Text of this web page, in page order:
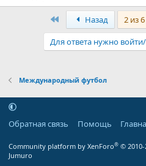
ПервыйНазад 2 из 6
Для ответа нужно
Международный футбол
Обратная связь Помощь
Community platform by XenForo® © 2010-
Jumuro